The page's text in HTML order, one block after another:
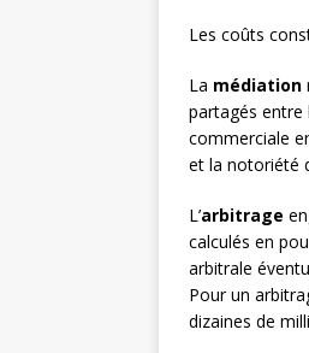
Les coûts
La médiation
partagés entre
commerciale
et la notoriété
L’arbitrage
calculés en
arbitrale
Pour un
dizaines de